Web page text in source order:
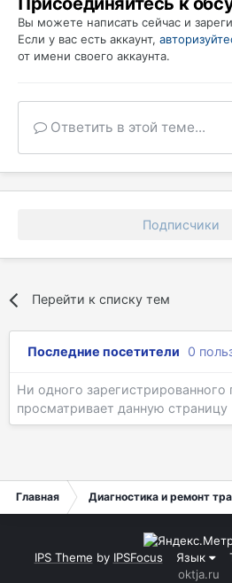
Вы можете написать сейчас и
Если у вас есть аккаунт,
от имени своего аккаунта.
Ответить в этой теме...
Подписчики
Перейти к списку тем
Последние посетители 0
Ни одного зарегистрированного
просматривает данную страницу
Главная Диагностика и ремонт
IPS Theme by IPSFocus Язык
oktja.ru